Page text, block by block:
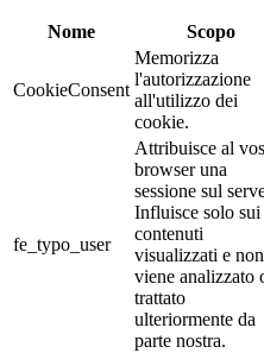
Nome Scopo
CookieConsent
Memorizza
l'autorizzazione
all'utilizzo dei
cookie.
fe_typo_user
Attribuisce al
browser una
sessione sul
Influisce solo sui
contenuti
visualizzati e non
viene analizzato
trattato
ulteriormente da
parte nostra.